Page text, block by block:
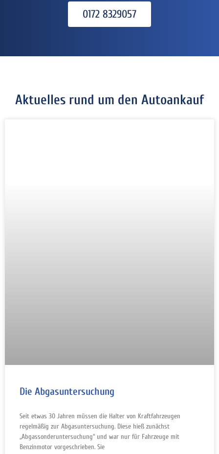
0172 8329057
Aktuelles rund um den Autoankauf
Die Abgasuntersuchung
Seit etwas 30 Jahren müssen die Halter von Kraftfahrzeugen
regelmäßig zur Abgasuntersuchung. Diese hieß zunächst
„Abgassonderuntersuchung“ und war nur für Fahrzeuge mit
Benzinmotor vorgeschrieben. Sie